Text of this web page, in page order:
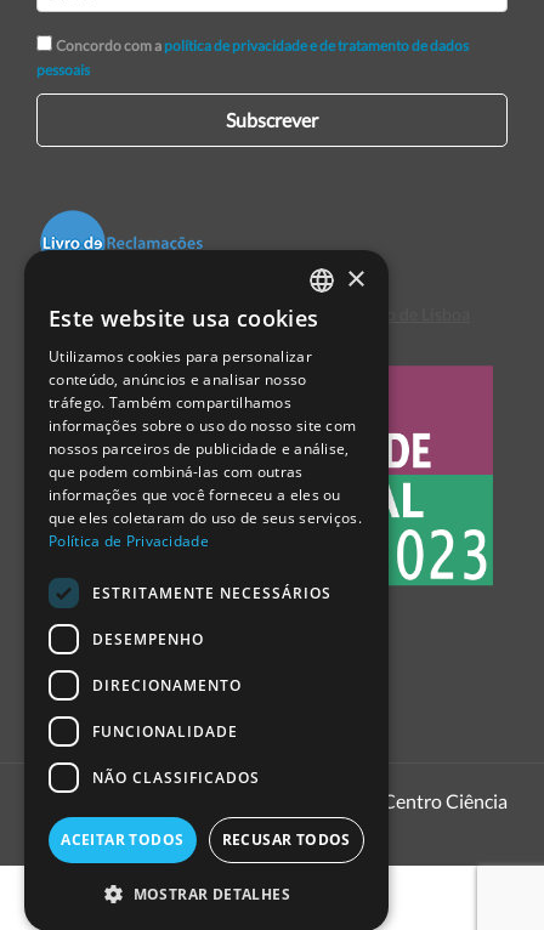
Concordo com a política de privacidade e de tratamento de dados
pessoais
Subscrever
Centro de Arbitragem de Conflitos de Consumo de Lisboa
1999 - 2026
Pavilhão do Conhecimento | Centro Ciência
PORTUGUESE
ENGLISH
SPANISH
×
Este website usa cookies
Utilizamos cookies para personalizar
conteúdo, anúncios e analisar nosso
tráfego. Também compartilhamos
informações sobre o uso do nosso site com
nossos parceiros de publicidade e análise,
que podem combiná-las com outras
informações que você forneceu a eles ou
que eles coletaram do uso de seus serviços.
Política de Privacidade
ESTRITAMENTE NECESSÁRIOS
DESEMPENHO
DIRECIONAMENTO
FUNCIONALIDADE
NÃO CLASSIFICADOS
ACEITAR TODOS RECUSAR TODOS
MOSTRAR DETALHES